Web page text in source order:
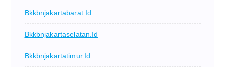
Bkkbnjakartabarat.id
Bkkbnjakartaselatan.id
Bkkbnjakartatimur.id